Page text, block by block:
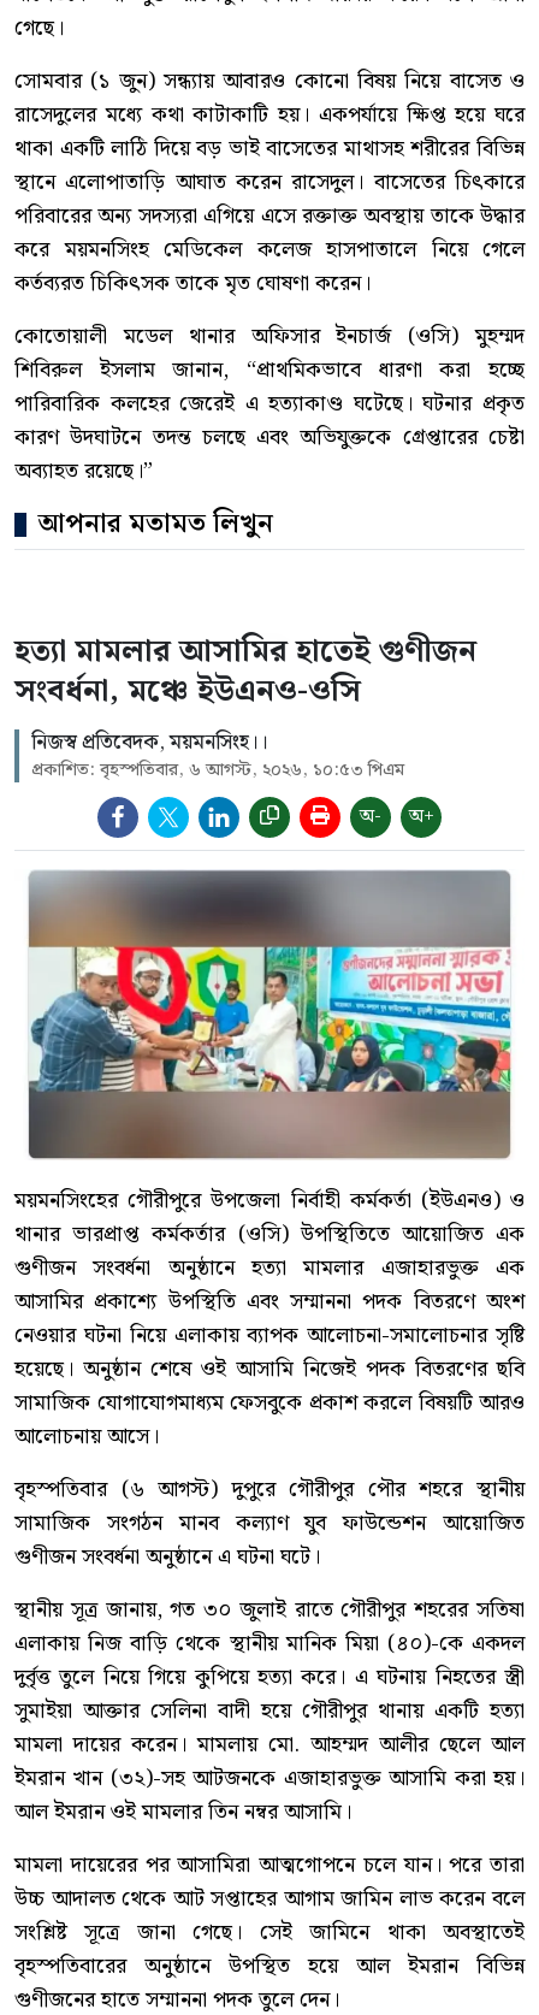
গেছে।
সোমবার (১ জুন) সন্ধ্যায় আবারও কোনো বিষয় নিয়ে বাসেত ও
রাসেদুলের মধ্যে কথা কাটাকাটি হয়। একপর্যায়ে ক্ষিপ্ত হয়ে ঘরে
থাকা একটি লাঠি দিয়ে বড় ভাই বাসেতের মাথাসহ শরীরের বিভিন্ন
স্থানে এলোপাতাড়ি আঘাত করেন রাসেদুল। বাসেতের চিৎকারে
পরিবারের অন্য সদস্যরা এগিয়ে এসে রক্তাক্ত অবস্থায় তাকে উদ্ধার
করে ময়মনসিংহ মেডিকেল কলেজ হাসপাতালে নিয়ে গেলে
কর্তব্যরত চিকিৎসক তাকে মৃত ঘোষণা করেন।
কোতোয়ালী মডেল থানার অফিসার ইনচার্জ (ওসি) মুহম্মদ
শিবিরুল ইসলাম জানান, “প্রাথমিকভাবে ধারণা করা হচ্ছে
পারিবারিক কলহের জেরেই এ হত্যাকাণ্ড ঘটেছে। ঘটনার প্রকৃত
কারণ উদঘাটনে তদন্ত চলছে এবং অভিযুক্তকে গ্রেপ্তারের চেষ্টা
অব্যাহত রয়েছে।”
আপনার মতামত লিখুন
হত্যা মামলার আসামির হাতেই গুণীজন
সংবর্ধনা, মঞ্চে ইউএনও-ওসি
নিজস্ব প্রতিবেদক, ময়মনসিংহ।।
প্রকাশিত: বৃহস্পতিবার, ৬ আগস্ট, ২০২৬, ১০:৫৩ পিএম
অ- অ+
ময়মনসিংহের গৌরীপুরে উপজেলা নির্বাহী কর্মকর্তা (ইউএনও) ও
থানার ভারপ্রাপ্ত কর্মকর্তার (ওসি) উপস্থিতিতে আয়োজিত এক
গুণীজন সংবর্ধনা অনুষ্ঠানে হত্যা মামলার এজাহারভুক্ত এক
আসামির প্রকাশ্যে উপস্থিতি এবং সম্মাননা পদক বিতরণে অংশ
নেওয়ার ঘটনা নিয়ে এলাকায় ব্যাপক আলোচনা-সমালোচনার সৃষ্টি
হয়েছে। অনুষ্ঠান শেষে ওই আসামি নিজেই পদক বিতরণের ছবি
সামাজিক যোগাযোগমাধ্যম ফেসবুকে প্রকাশ করলে বিষয়টি আরও
আলোচনায় আসে।
বৃহস্পতিবার (৬ আগস্ট) দুপুরে গৌরীপুর পৌর শহরে স্থানীয়
সামাজিক সংগঠন মানব কল্যাণ যুব ফাউন্ডেশন আয়োজিত
গুণীজন সংবর্ধনা অনুষ্ঠানে এ ঘটনা ঘটে।
স্থানীয় সূত্র জানায়, গত ৩০ জুলাই রাতে গৌরীপুর শহরের সতিষা
এলাকায় নিজ বাড়ি থেকে স্থানীয় মানিক মিয়া (৪০)-কে একদল
দুর্বৃত্ত তুলে নিয়ে গিয়ে কুপিয়ে হত্যা করে। এ ঘটনায় নিহতের স্ত্রী
সুমাইয়া আক্তার সেলিনা বাদী হয়ে গৌরীপুর থানায় একটি হত্যা
মামলা দায়ের করেন। মামলায় মো. আহম্মদ আলীর ছেলে আল
ইমরান খান (৩২)-সহ আটজনকে এজাহারভুক্ত আসামি করা হয়।
আল ইমরান ওই মামলার তিন নম্বর আসামি।
মামলা দায়েরের পর আসামিরা আত্মগোপনে চলে যান। পরে তারা
উচ্চ আদালত থেকে আট সপ্তাহের আগাম জামিন লাভ করেন বলে
সংশ্লিষ্ট সূত্রে জানা গেছে। সেই জামিনে থাকা অবস্থাতেই
বৃহস্পতিবারের অনুষ্ঠানে উপস্থিত হয়ে আল ইমরান বিভিন্ন
গুণীজনের হাতে সম্মাননা পদক তুলে দেন।